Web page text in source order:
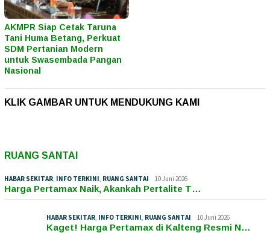
AKMPR Siap Cetak Taruna
Tani Huma Betang, Perkuat
SDM Pertanian Modern
untuk Swasembada Pangan
Nasional
KLIK GAMBAR UNTUK MENDUKUNG KAMI
RUANG SANTAI
HABAR SEKITAR INFO TERKINI RUANG SANTAI 10 Juni 2026
Harga Pertamax Naik, Akankah Pertalite T…
HABAR SEKITAR INFO TERKINI RUANG SANTAI 10 Juni 2026
Kaget! Harga Pertamax di Kalteng Resmi N…